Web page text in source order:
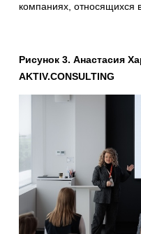
компаниях, относящихся
Рисунок 3. Анастасия
AKTIV.CONSULTING